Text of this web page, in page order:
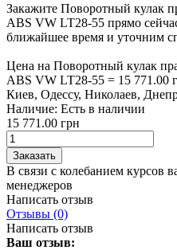
Закажите Поворотный кулак
ABS VW LT28-55 прямо
ближайшее время и уточним
Цена на Поворотный кулак
ABS VW LT28-55 = 15 771.00
Киев, Одессу, Николаев,
Наличие: Есть в наличии
15 771.00 грн
В связи с колебанием курсов
менеджеров
Написать отзыв
Отзывы (0)
Написать отзыв
Ваш отзыв: